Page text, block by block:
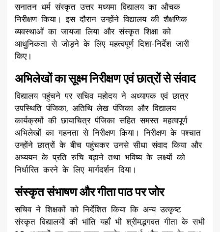
सनातन धर्म संस्कृत उत्तर मध्यमा विद्यालय का औचक
निरीक्षण किया। इस दौरान उन्होंने विद्यालय की शैक्षणिक
व्यवस्थाओं का जायजा लिया और संस्कृत शिक्षा को
आधुनिकता से जोड़ने के लिए महत्वपूर्ण दिशा-निर्देश जारी
किए।
अभिलेखों का सूक्ष्म निरीक्षण एवं छात्रों से संवाद
​विद्यालय पहुंचने पर सचिव महोदय ने अध्यापक एवं छात्र
उपस्थिति पंजिका, अतिथि लेख पंजिका और विद्यालय
कार्यक्रमों की छायाचित्र पंजिका सहित समस्त महत्वपूर्ण
अभिलेखों का गहनता से निरीक्षण किया। निरीक्षण के पश्चात
उन्होंने छात्रों के बीच पहुंचकर उनसे सीधा संवाद किया और
अध्ययन के प्रति रुचि बढ़ाने तथा भविष्य के लक्ष्यों को
निर्धारित करने के लिए मार्गदर्शन दिया।
संस्कृत संभाषण और गीता पाठ पर जोर
​सचिव ने शिक्षकों को निर्देशित किया कि अन्य उत्कृष्ट
संस्कृत विद्यालयों की भांति यहाँ भी श्रीमद्भगवत गीता के सभी